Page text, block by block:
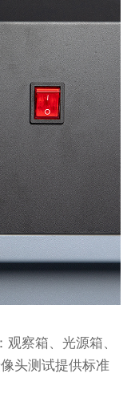
察箱、光源箱、
头测试提供标准